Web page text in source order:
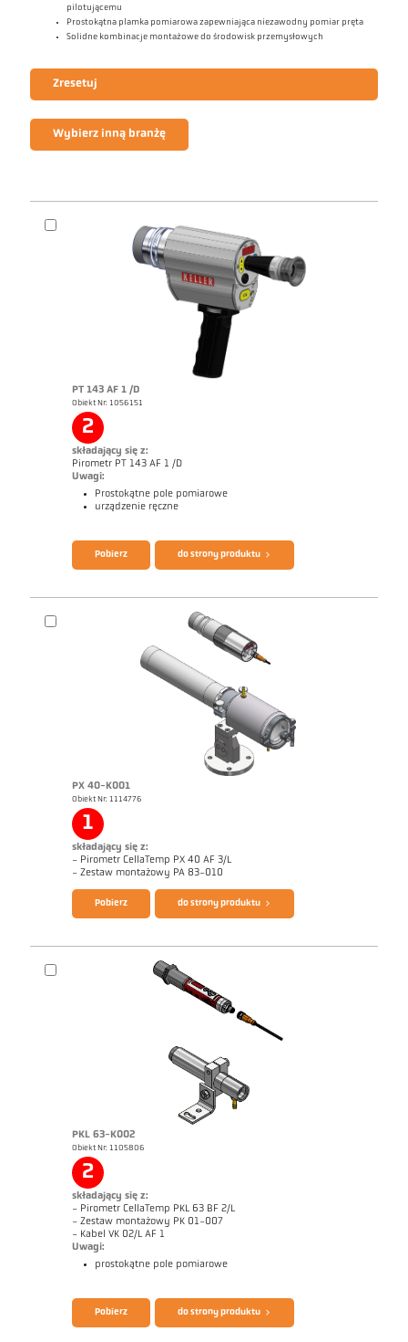
pilotującemu
Prostokątna plamka pomiarowa zapewniająca niezawodny pomiar pręta
Solidne kombinacje montażowe do środowisk przemysłowych
Zresetuj
Wybierz inną branżę
PT 143 AF 1 /D
Obiekt Nr: 1056151
2
składający się z:
Pirometr PT 143 AF 1 /D
Uwagi:
Prostokątne pole pomiarowe
urządzenie ręczne
Broszura CellaPort PT
Pobierz do strony produktu
PX 40-K001
Obiekt Nr: 1114776
1
składający się z:
- Pirometr CellaTemp PX 40 AF 3/L
- Zestaw montażowy PA 83-010
Broszura CellaTemp PX Questionnaire Radiation Pyrometers
Pobierz do strony produktu
PKL 63-K002
Obiekt Nr: 1105806
2
składający się z:
- Pirometr CellaTemp PKL 63 BF 2/L
- Zestaw montażowy PK 01-007
- Kabel VK 02/L AF 1
Uwagi:
prostokątne pole pomiarowe
Broszura CellaTemp PK PKF PKL
Pobierz do strony produktu